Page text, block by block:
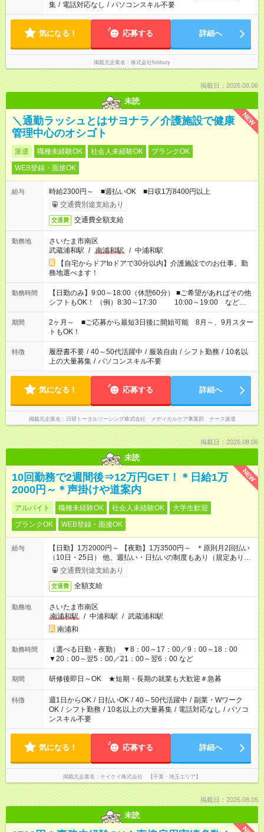
集 / 電話対応なし / パソコンスキル不要
気になる！ 応募する 詳細へ
掲載元企業名 株式会社fosbury
掲載日：2026.08.06
未読
NEW
＼通勤ラッシュとはサヨナラ／介護施設で健康
管理中心のオシゴト
派遣 職種未経験OK 社会人未経験OK
ブランクOK
WEB登録・面接OK
給与
時給2300円～ ■週払いOK ■日収1万8400円以上
交通費別途支給あり
交通費 交通費全額支給
勤務地
さいたま市南区
武蔵浦和駅 / 南浦和駅 / 中浦和駅
【自宅からドアtoドアで30分以内】介護施設でのお仕事。勤
務地選べます！
勤務時間
【日勤のみ】9:00～18:00（休憩60分） ■ご希望があればその他
シフトもOK！ （例）8:30～17:30 10:00～19:00 など
「家族とお休みを合わせたい」 「余裕を持って夕飯の準備がし
たい」 「できれば残業はしたくない」 など、ご希望があれば教
えてくださいね。 ※Wワーク希望の方へ 今ご覧のお仕事で希望
する勤務時間と、もう1つのお仕事の勤務時間。 合計で週40時
間を超える場合は応募できません
期間
2ヶ月～ ■ご応募から最短3日後に開始可能 8月～、9月スター
トもOK！
特徴 履歴書不要 / 40～50代活躍中 / 服装自由 / シフト勤務 / 10名以
上の大量募集 / パソコンスキル不要
気になる！ 応募する 詳細へ
掲載元企業名 日研トータルソーシング株式会社 メディカルケア事業部 ナース派遣
掲載日：2026.08.06
未読
NEW
10回勤務で2週間後⇒12万円GET！＊日給1万
2000円～＊声掛けや道案内
アルバイト 職種未経験OK 社会人未経験OK
大学生歓迎
ブランクOK
WEB登録・面接OK
給与
【日勤】1万2000円～ 【夜勤】1万3500円～ ＊原則月2回払い
（10日・25日） 他、週払い・日払いの制度もあり（規定あり）
＃日収1万円以上
交通費別途支給あり
交通費 全額支給
勤務地
さいたま市南区
南浦和駅
/ 中浦和駅 / 武蔵浦和駅
南浦和
勤務時間
（選べる日勤・夜勤） ▼8：00～17：00／9：00～18：00
▼20：00～翌5：00／21：00～翌6：00 など
期間 研修後即日～OK ★短期・長期の就業も大歓迎＃急募
特徴 週1日からOK / 日払いOK / 40～50代活躍中 / 副業・Wワーク
OK / シフト勤務 / 10名以上の大量募集 / 電話対応なし / パソコ
ンスキル不要
気になる！ 応募する 詳細へ
掲載元企業名 テイケイ株式会社 【千葉・埼玉エリア】
掲載日：2026.08.05
未読